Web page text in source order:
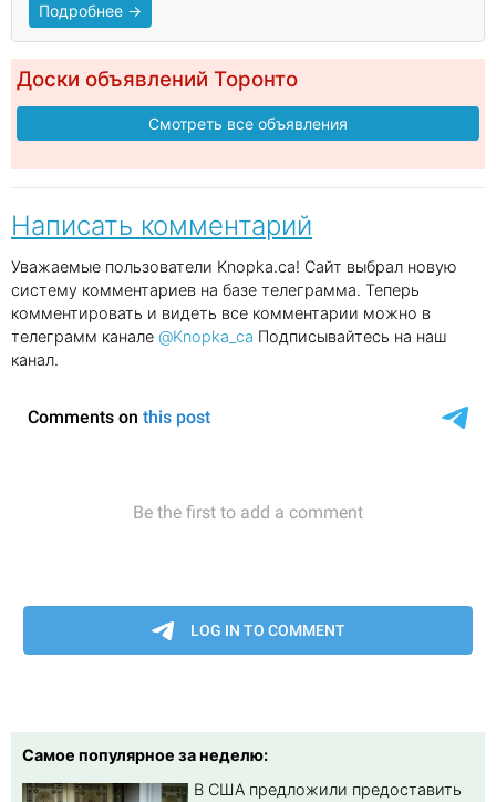
Подробнее →
Доски объявлений Торонто
Смотреть все объявления
Написать комментарий
Уважаемые пользователи Knopka.ca! Сайт выбрал новую
систему комментариев на базе телеграмма. Теперь
комментировать и видеть все комментарии можно в
телеграмм канале @Knopka_ca Подписывайтесь на наш
канал.
Самое популярное за неделю:
В США предложили предоставить